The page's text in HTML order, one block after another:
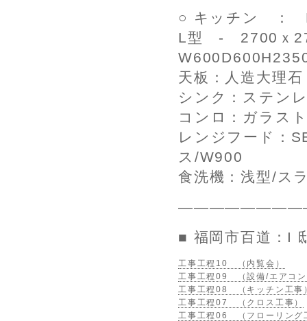
○ キッチン ：
L型 - 2700ｘ
天板：人造大理石
シンク：ステン
コンロ：ガラス
レンジフード：
ス/W900
食洗機：浅型/ス
■ 福岡市百道：I
工事工程10 （内覧会）
工事工程09 （設備/エアコ
工事工程08 （キッチン工事
工事工程07 （クロス工事）
工事工程06 （フローリング